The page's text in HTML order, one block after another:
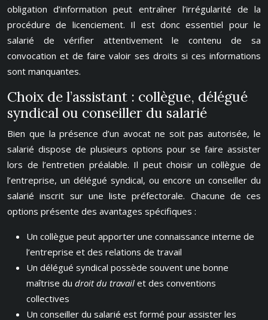
obligation d’information peut entraîner l’irrégularité de la
procédure de licenciement. Il est donc essentiel pour le
salarié de vérifier attentivement le contenu de sa
convocation et de faire valoir ses droits si ces informations
sont manquantes.
Choix de l’assistant : collègue, délégué
syndical ou conseiller du salarié
Bien que la présence d’un avocat ne soit pas autorisée, le
salarié dispose de plusieurs options pour se faire assister
lors de l’entretien préalable. Il peut choisir un collègue de
l’entreprise, un délégué syndical, ou encore un conseiller du
salarié inscrit sur une liste préfectorale. Chacune de ces
options présente des avantages spécifiques :
Un collègue peut apporter une connaissance interne de
l’entreprise et des relations de travail
Un délégué syndical possède souvent une bonne
maîtrise du droit du travail et des conventions
collectives
Un conseiller du salarié est formé pour assister les